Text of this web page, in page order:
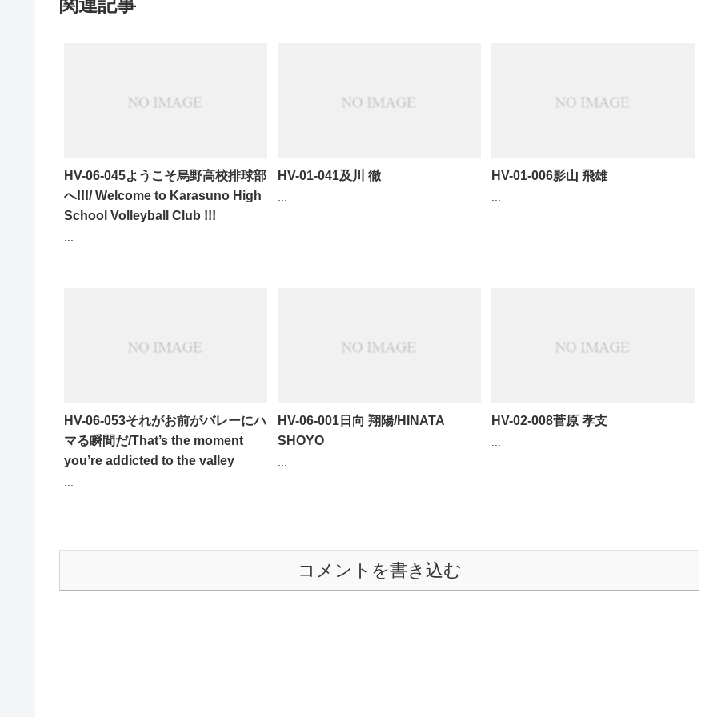
HV-06-045ようこそ烏野高校排球部
へ!!!/ Welcome to Karasuno High
School Volleyball Club !!!
HV-01-041及川 徹 HV-01-006影山 飛雄
HV-06-053それがお前がバレーにハ
マる瞬間だ/That’s the moment
you’re addicted to the valley
HV-06-001日向 翔陽/HINATA
SHOYO
HV-02-008菅原 孝支
コメントを書き込む